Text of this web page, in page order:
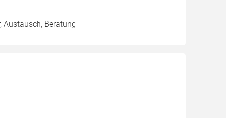
Austausch, Beratung